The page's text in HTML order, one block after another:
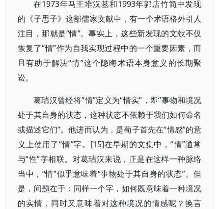
在1973年马王堆汉墓和1993年郭店竹简中发现
的《子思子》这部儒家文献中，有一个术语格外引人
注目，那就是“情”。事实上，这些新发现的文献不仅
恢复了“情”作为自我实现过程中的一个重要因素，而
且有助于解决“情”这个隐晦术语本身意义的长期聚
讼。
葛瑞汉曾经将“情”定义为“情实”，即“事物和境况
处于其自身的状态，这种状态不依赖于我们如何命名
或描述它们”。他进而认为，是荀子首先在“情感”的意
义上使用了“情”字。[15]在早期的文集中，“情”通常
与“性”字相联。对葛瑞汉来说，正是在这样一种脉络
当中，“情”似乎意味着“事物处于其自身的状态”。但
是，问题在于：同样一个字，如何既意味着一种境况
的实情，同时又意味着对这种境况的情感呢？换言